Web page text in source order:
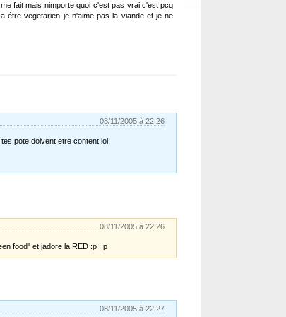
fait mais nimporte quoi c'est pas vrai c'est pcq
étre vegetarien je n'aime pas la viande et je ne
08/11/2005 à 22:26
pote doivent etre content lol
08/11/2005 à 22:26
food" et jadore la RED :p ::p
08/11/2005 à 22:27